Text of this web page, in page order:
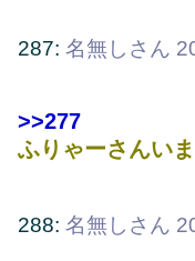
287: 名無しさん
>>277
ふりゃーさんい
288: 名無しさん